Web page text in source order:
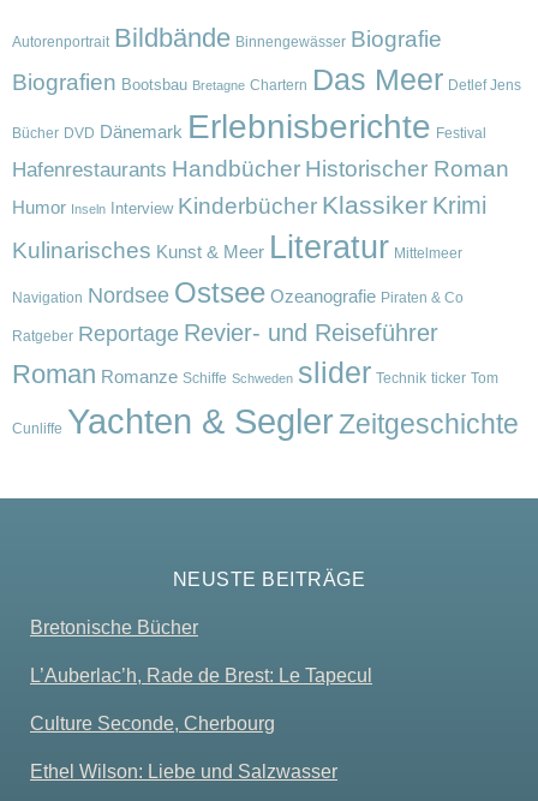
Autorenportrait Bildbände Binnengewässer Biografie
Biografien Bootsbau Bretagne Chartern Das Meer Detlef Jens
Bücher DVD Dänemark Erlebnisberichte Festival
Hafenrestaurants Handbücher Historischer Roman
Humor Inseln Interview Kinderbücher Klassiker Krimi
Kulinarisches Kunst & Meer Literatur Mittelmeer
Navigation Nordsee Ostsee Ozeanografie Piraten & Co
Ratgeber Reportage Revier- und Reiseführer
Roman Romanze Schiffe Schweden slider Technik ticker Tom
Cunliffe Yachten & SeglerZeitgeschichte
NEUSTE BEITRÄGE
Bretonische Bücher
L’Auberlac’h, Rade de Brest: Le Tapecul
Culture Seconde, Cherbourg
Ethel Wilson: Liebe und Salzwasser